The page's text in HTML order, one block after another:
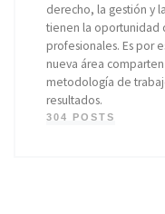
derecho, la gestión y
tienen la oportunidad
profesionales. Es por
nueva área
metodología de
resultados.
304 POSTS